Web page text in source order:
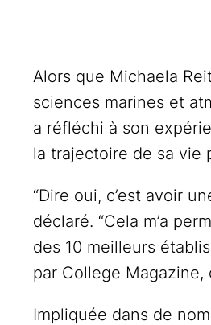
Alors que Michaela
sciences marines et
a réfléchi à son
la trajectoire de sa vie
“Dire oui, c’est avoir
déclaré. “Cela m’a
des 10 meilleurs
par College
Impliquée dans de